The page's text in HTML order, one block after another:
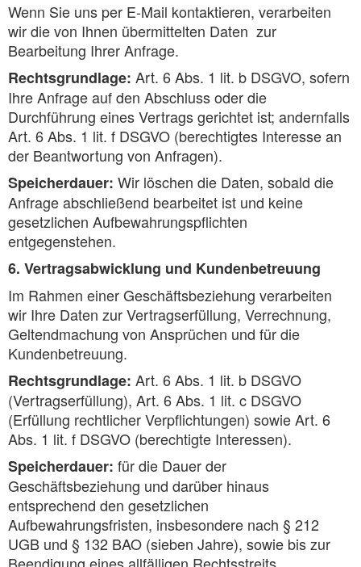
Wenn Sie uns per E-Mail kontaktieren, verarbeiten
wir die von Ihnen übermittelten Daten zur
Bearbeitung Ihrer Anfrage.
Rechtsgrundlage: Art. 6 Abs. 1 lit. b DSGVO, sofern
Ihre Anfrage auf den Abschluss oder die
Durchführung eines Vertrags gerichtet ist; andernfalls
Art. 6 Abs. 1 lit. f DSGVO (berechtigtes Interesse an
der Beantwortung von Anfragen).
Speicherdauer: Wir löschen die Daten, sobald die
Anfrage abschließend bearbeitet ist und keine
gesetzlichen Aufbewahrungspflichten
entgegenstehen.
6. Vertragsabwicklung und Kundenbetreuung
Im Rahmen einer Geschäftsbeziehung verarbeiten
wir Ihre Daten zur Vertragserfüllung, Verrechnung,
Geltendmachung von Ansprüchen und für die
Kundenbetreuung.
Rechtsgrundlage: Art. 6 Abs. 1 lit. b DSGVO
(Vertragserfüllung), Art. 6 Abs. 1 lit. c DSGVO
(Erfüllung rechtlicher Verpflichtungen) sowie Art. 6
Abs. 1 lit. f DSGVO (berechtigte Interessen).
Speicherdauer: für die Dauer der
Geschäftsbeziehung und darüber hinaus
entsprechend den gesetzlichen
Aufbewahrungsfristen, insbesondere nach § 212
UGB und § 132 BAO (sieben Jahre), sowie bis zur